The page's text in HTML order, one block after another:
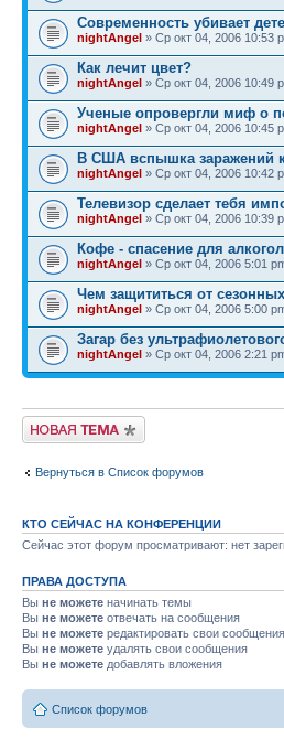
Современность убивает
nightAngel » Ср окт 04, 2006 10:53
Как лечит цвет?
nightAngel » Ср окт 04, 2006 10:49
Ученые опровергли миф о
nightAngel » Ср окт 04, 2006 10:45
В США вспышка заражений
nightAngel » Ср окт 04, 2006 10:42
Телевизор сделает тебя
nightAngel » Ср окт 04, 2006 10:39
Кофе - спасение для
nightAngel » Ср окт 04, 2006 5:01
Чем защититься от
nightAngel » Ср окт 04, 2006 5:00
Загар без
nightAngel » Ср окт 04, 2006 2:21
Новая тема
Вернуться в Список форумов
КТО СЕЙЧАС НА КОНФЕРЕНЦИИ
Сейчас этот форум просматривают: нет
ПРАВА ДОСТУПА
Вы не можете начинать темы
Вы не можете отвечать на сообщения
Вы не можете редактировать свои сообщения
Вы не можете удалять свои сообщения
Вы не можете добавлять вложения
Список форумов